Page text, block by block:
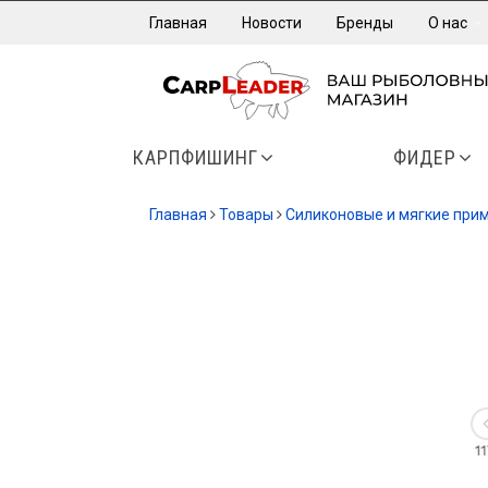
Главная Новости Бренды О нас
КАРПФИШИНГ ФИДЕР
Главная Товары Силиконовые и мягкие